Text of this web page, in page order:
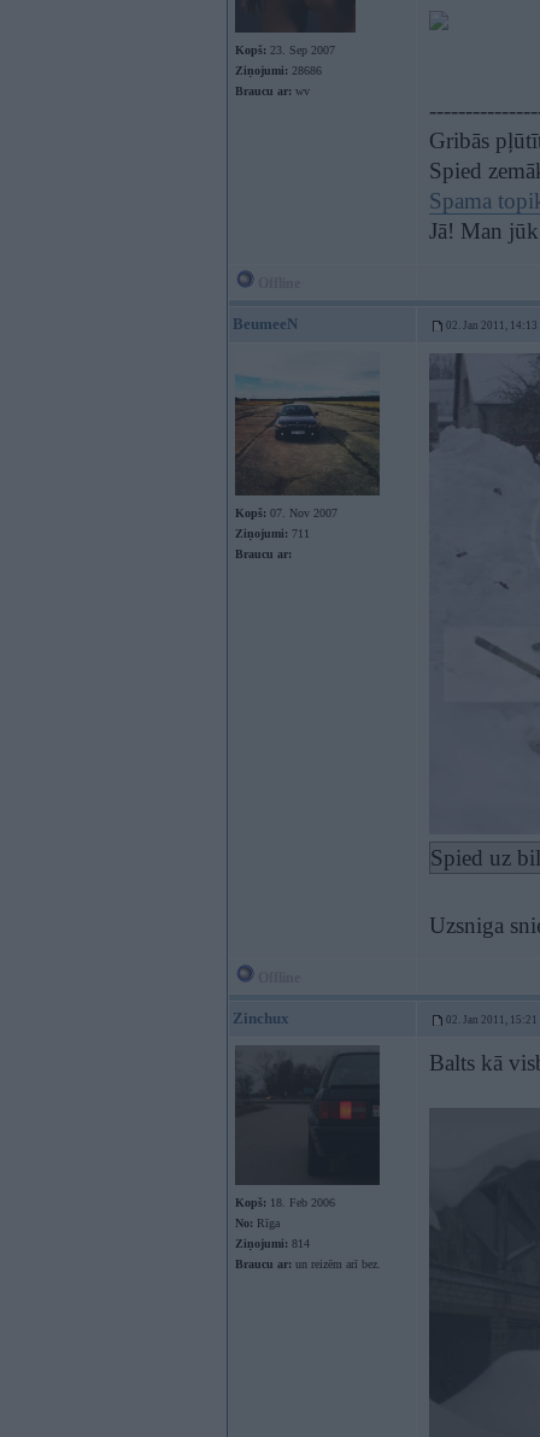
Kopš: 23. Sep 2007
Ziņojumi: 28686
Braucu ar: wv
Gribās
Spied
Spama
Jā! Man
BeumeeN 02. Jan 2011, 14:13
Kopš: 07. Nov 2007
Ziņojumi: 711
Braucu ar:
Spied uz
Uzsniga
Zinchux 02. Jan 2011, 15:21
Kopš: 18. Feb 2006
No: Rīga
Ziņojumi: 814
Braucu ar: un reizēm arī bez.
Balts kā